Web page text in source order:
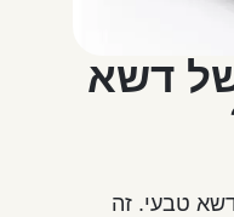
דשא
טבעי. זה